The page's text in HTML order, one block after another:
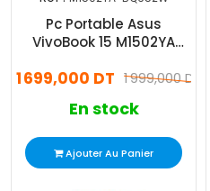
Pc Portable Asus
VivoBook 15 M1502YA
Windows 111 999,000 DT
1 699,000 DT
En stock
Ajouter Au Panier